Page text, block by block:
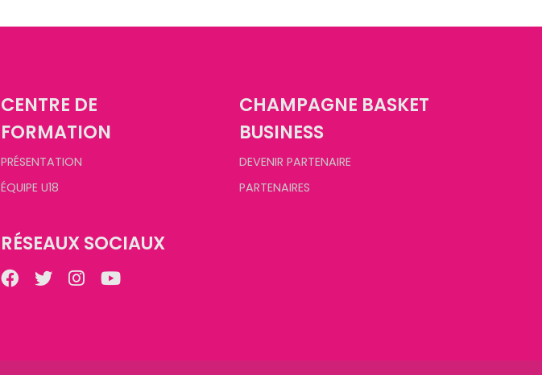
CENTRE DE
FORMATION
PRÉSENTATION
ÉQUIPE U18
CHAMPAGNE BASKET
BUSINESS
DEVENIR PARTENAIRE
PARTENAIRES
RÉSEAUX SOCIAUX